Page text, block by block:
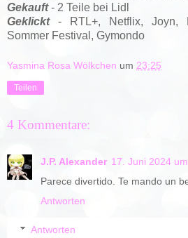
Gekauft- 2 Teile bei Lidl
Geklickt- RTL+, Netflix, Joyn,
Sommer Festival, Gymondo
Yasmina Rosa Wölkchen um 23:25
Teilen
4 Kommentare:
J.P. Alexander 17. Juni 2024
Parece divertido. Te mando un
Antworten
Antworten